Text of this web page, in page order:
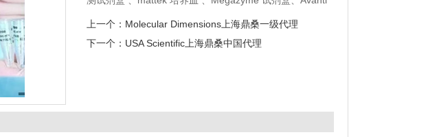
Toxin Technology 毒素
上一个： Molecular Dimensions上海鼎桑一级代理
下一个： USA Scientific上海鼎桑中国代理